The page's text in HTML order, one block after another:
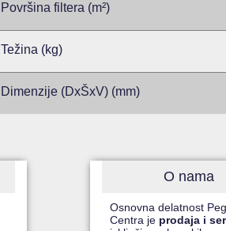
Površina filtera (m²)
Težina (kg)
Dimenzije (DxŠxV) (mm)
O nama
Osnovna delatnost
Centra je prodaja i